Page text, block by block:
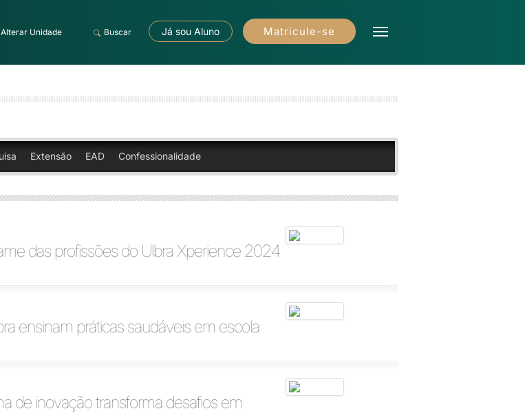
Alterar Unidade Buscar Já sou Aluno Matricule-se
Extensão EAD Confessionalidade
das profissões do Ulbra Xperience 2024
ensinam práticas saudáveis em escola
de inovação transforma desafios em